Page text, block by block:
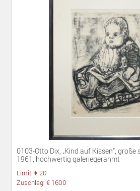
0103-Otto Dix, „Kind auf Kissen“,
1961, hochwertig galeriegerahmt
Limit: € 20
Zuschlag: € 1600